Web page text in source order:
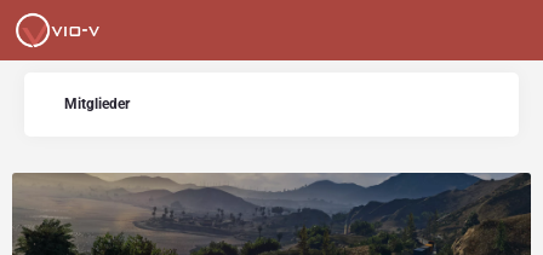
Mitglieder